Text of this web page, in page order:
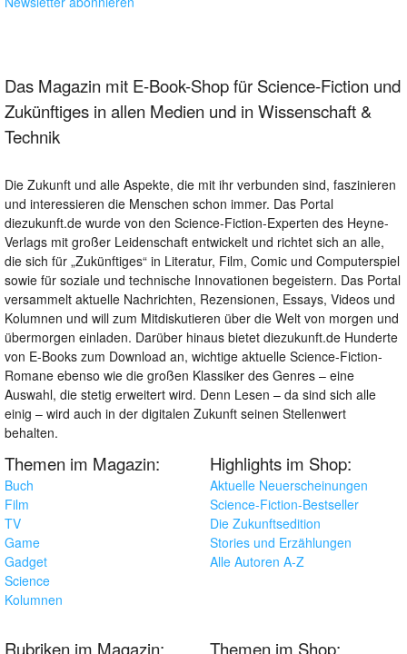
Das Magazin mit E-Book-Shop für Science-Fiction und
Zukünftiges in allen Medien und in Wissenschaft &
Technik
Die Zukunft und alle Aspekte, die mit ihr verbunden sind, faszinieren
und interessieren die Menschen schon immer. Das Portal
diezukunft.de wurde von den Science-Fiction-Experten des Heyne-
Verlags mit großer Leidenschaft entwickelt und richtet sich an alle,
die sich für „Zukünftiges“ in Literatur, Film, Comic und Computerspiel
sowie für soziale und technische Innovationen begeistern. Das Portal
versammelt aktuelle Nachrichten, Rezensionen, Essays, Videos und
Kolumnen und will zum Mitdiskutieren über die Welt von morgen und
übermorgen einladen. Darüber hinaus bietet diezukunft.de Hunderte
von E-Books zum Download an, wichtige aktuelle Science-Fiction-
Romane ebenso wie die großen Klassiker des Genres – eine
Auswahl, die stetig erweitert wird. Denn Lesen – da sind sich alle
einig – wird auch in der digitalen Zukunft seinen Stellenwert
behalten.
Themen im Magazin:
Buch
Film
TV
Game
Gadget
Science
Kolumnen
Highlights im Shop:
Aktuelle Neuerscheinungen
Science-Fiction-Bestseller
Die Zukunftsedition
Stories und Erzählungen
Alle Autoren A-Z
Rubriken im Magazin: Themen im Shop: